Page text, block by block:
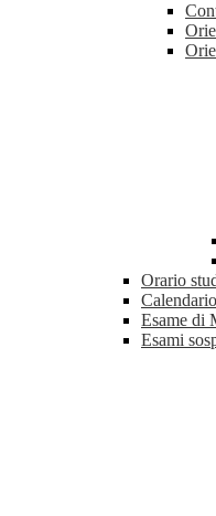
Orario
Esame di
Esami